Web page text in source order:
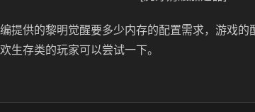
提供的黎明觉醒要多少内存的配置需求，游戏
生存类的玩家可以尝试一下。